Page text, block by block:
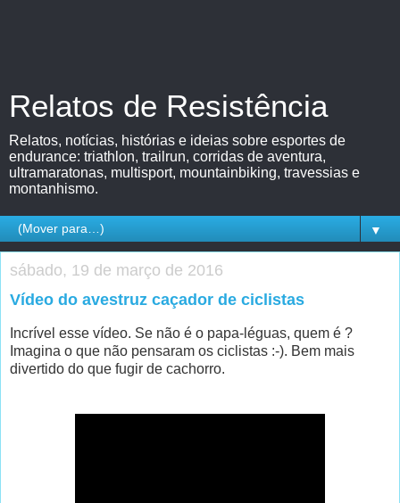
Relatos de Resistência
Relatos, notícias, histórias e ideias sobre esportes de
endurance: triathlon, trailrun, corridas de aventura,
ultramaratonas, multisport, mountainbiking, travessias e
montanhismo.
▼
sábado, 19 de março de 2016
Vídeo do avestruz caçador de ciclistas
Incrível esse vídeo. Se não é o papa-léguas, quem é ?
Imagina o que não pensaram os ciclistas :-). Bem mais
divertido do que fugir de cachorro.